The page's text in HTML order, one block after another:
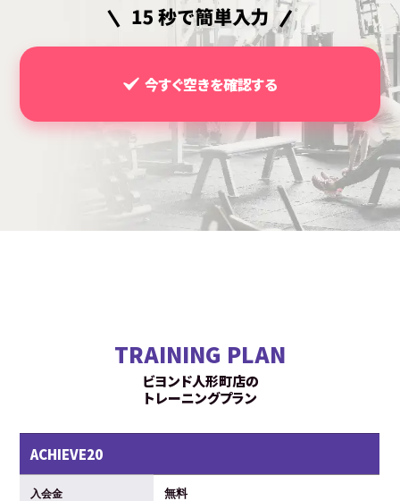
今すぐ空きを確認する
TRAINING PLAN
ビヨンド人形町店の
トレーニングプラン
ACHIEVE20
入会金 無料